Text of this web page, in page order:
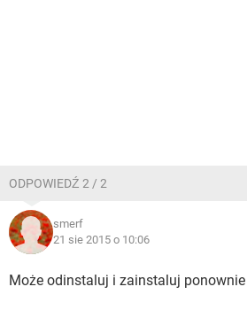
ODPOWIEDŹ 2 / 2
smerf
21 sie 2015 o 10:06
Może odinstaluj i zainstaluj